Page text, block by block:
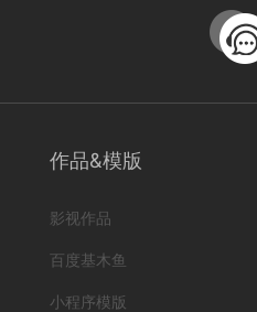
作品&模版
影视作品
百度基木鱼
小程序模版